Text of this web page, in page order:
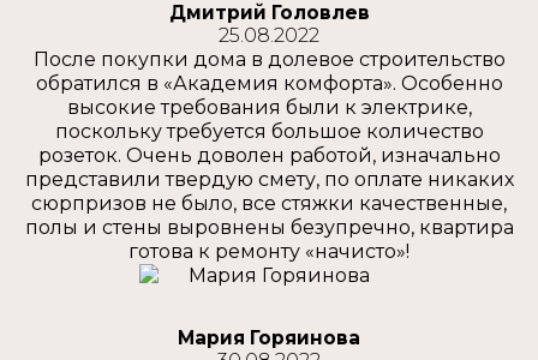
Дмитрий Головлев
25.08.2022
После покупки дома в долевое строительство
обратился в «Академия комфорта». Особенно
высокие требования были к электрике,
поскольку требуется большое количество
розеток. Очень доволен работой, изначально
представили твердую смету, по оплате никаких
сюрпризов не было, все стяжки качественные,
полы и стены выровнены безупречно, квартира
готова к ремонту «начисто»!
Мария Горяинова